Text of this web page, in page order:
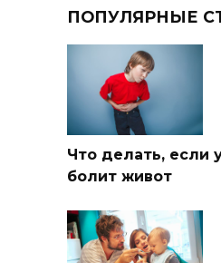
ПОПУЛЯРНЫЕ
Что делать, если
болит живот